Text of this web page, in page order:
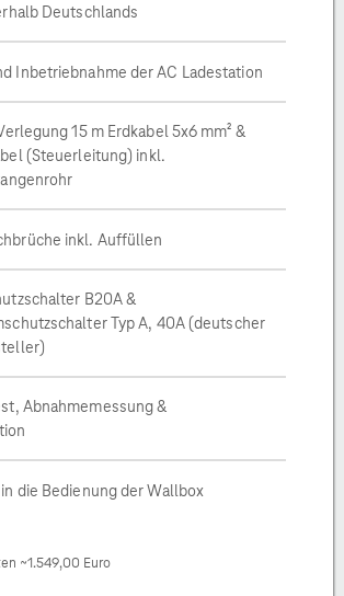
Deutschlands
Inbetriebnahme der AC Ladestation
15 m Erdkabel 5x6 mm² &
(Steuerleitung) inkl.
inkl. Auffüllen
B20A &
Typ A, 40A (deutscher
Abnahmemessung &
die Bedienung der Wallbox
~1.549,00 Euro